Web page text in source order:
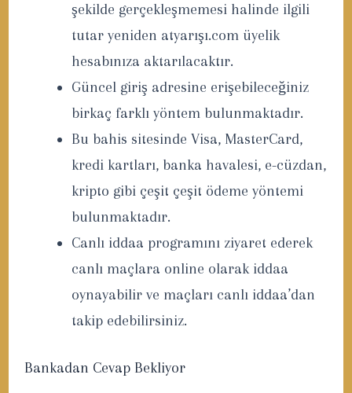
şekilde gerçekleşmemesi halinde ilgili
tutar yeniden atyarışı.com üyelik
hesabınıza aktarılacaktır.
Güncel giriş adresine erişebileceğiniz
birkaç farklı yöntem bulunmaktadır.
Bu bahis sitesinde Visa, MasterCard,
kredi kartları, banka havalesi, e-cüzdan,
kripto gibi çeşit çeşit ödeme yöntemi
bulunmaktadır.
Canlı iddaa programını ziyaret ederek
canlı maçlara online olarak iddaa
oynayabilir ve maçları canlı iddaa’dan
takip edebilirsiniz.
Bankadan Cevap Bekliyor